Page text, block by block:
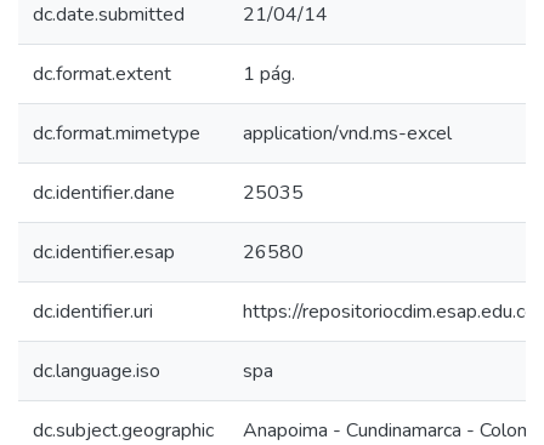
dc.date.submitted 21/04/14
dc.format.extent 1 pág.
dc.format.mimetype application/vnd.ms-excel
dc.identifier.dane 25035
dc.identifier.esap 26580
dc.identifier.uri https://
dc.language.iso spa
dc.subject.geographic Anapoima - Cundinamarca -